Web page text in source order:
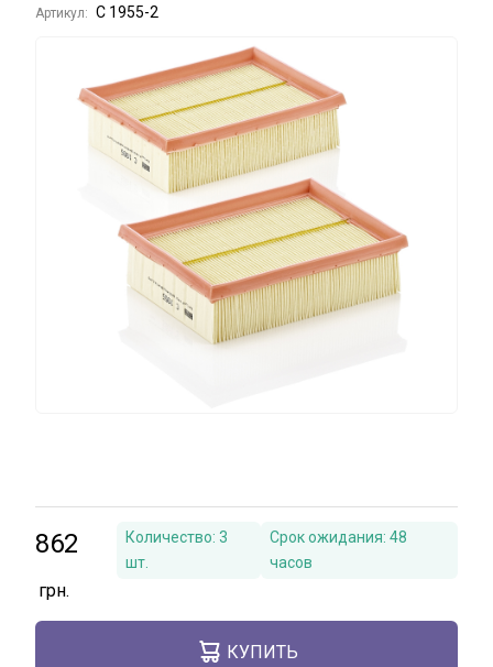
Артикул: C 1955-2
862 Количество:3
шт.
Срок ожидания: 48
часов
КУПИТЬ